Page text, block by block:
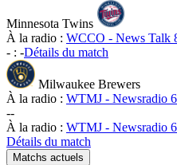
Minnesota Twins
À la radio : WCCO - News Talk
- : -Détails du match
Milwaukee Brewers
À la radio : WTMJ - Newsradio
--
À la radio : WTMJ - Newsradio
Détails du match
Matchs actuels